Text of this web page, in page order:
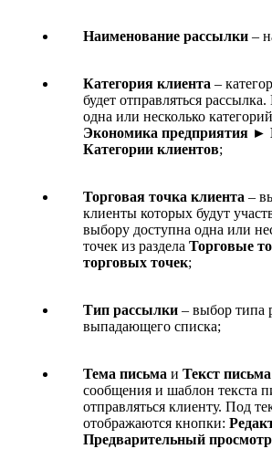
Наименование рассылки –
Категория клиента –
будет отправляться
одна или несколько
Экономика предприятия
Категории клиентов;
Торговая точка клиента –
клиенты которых будут
выбору доступна одна или
точек из раздела Торговые
торговых точек;
Тип рассылки – выбор типа
выпадающего списка;
Тема письма и Текст письма
сообщения и шаблон текста
отправляться клиенту. Под
отображаются кнопки:
Предварительный просмотр